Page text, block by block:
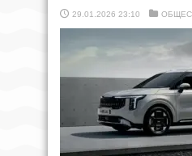
29.01.2026 23:10